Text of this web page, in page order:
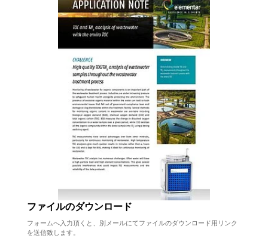
ファイルのダウンロード
フォームへ入力頂くと、別メールにてファイルのダウンロード用リンク
を送信致します。